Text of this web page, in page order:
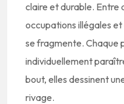
claire et durable. Entre
occupations illégales
se fragmente. Chaque
individuellement
bout, elles dessinent
rivage.